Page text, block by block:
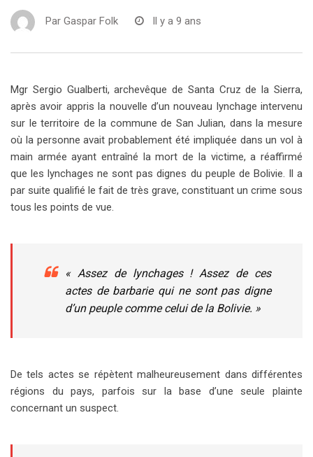
Par Gaspar Folk Il y a 9 ans
Mgr Sergio Gualberti, archevêque de Santa Cruz de la Sierra,
après avoir appris la nouvelle d’un nouveau lynchage intervenu
sur le territoire de la commune de San Julian, dans la mesure
où la personne avait probablement été impliquée dans un vol à
main armée ayant entraîné la mort de la victime, a réaffirmé
que les lynchages ne sont pas dignes du peuple de Bolivie. Il a
par suite qualifié le fait de très grave, constituant un crime sous
tous les points de vue.
« Assez de lynchages ! Assez de ces
actes de barbarie qui ne sont pas digne
d’un peuple comme celui de la Bolivie. »
De tels actes se répètent malheureusement dans différentes
régions du pays, parfois sur la base d’une seule plainte
concernant un suspect.